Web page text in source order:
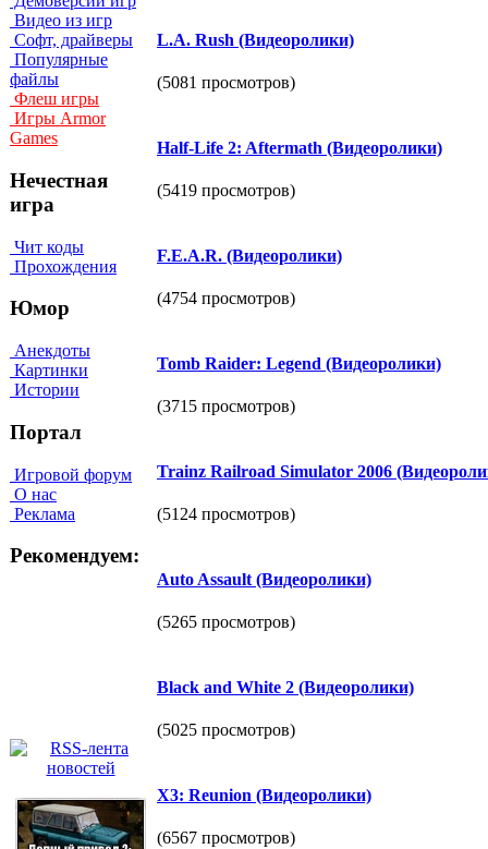
Видео из игр
Софт, драйверы
Популярные
файлы
Флеш игры
Игры Armor
Games
Нечестная
игра
Чит коды
Прохождения
Юмор
Анекдоты
Картинки
Истории
Портал
Игровой форум
О нас
Реклама
Рекомендуем:
L.A. Rush (Видеоролики)
(5081 просмотров)
Half-Life 2: Aftermath (Видеоролики)
(5419 просмотров)
F.E.A.R. (Видеоролики)
(4754 просмотров)
Tomb Raider: Legend (Видеоролики)
(3715 просмотров)
Trainz Railroad Simulator 2006
(5124 просмотров)
Auto Assault (Видеоролики)
(5265 просмотров)
Black and White 2 (Видеоролики)
(5025 просмотров)
X3: Reunion (Видеоролики)
(6567 просмотров)